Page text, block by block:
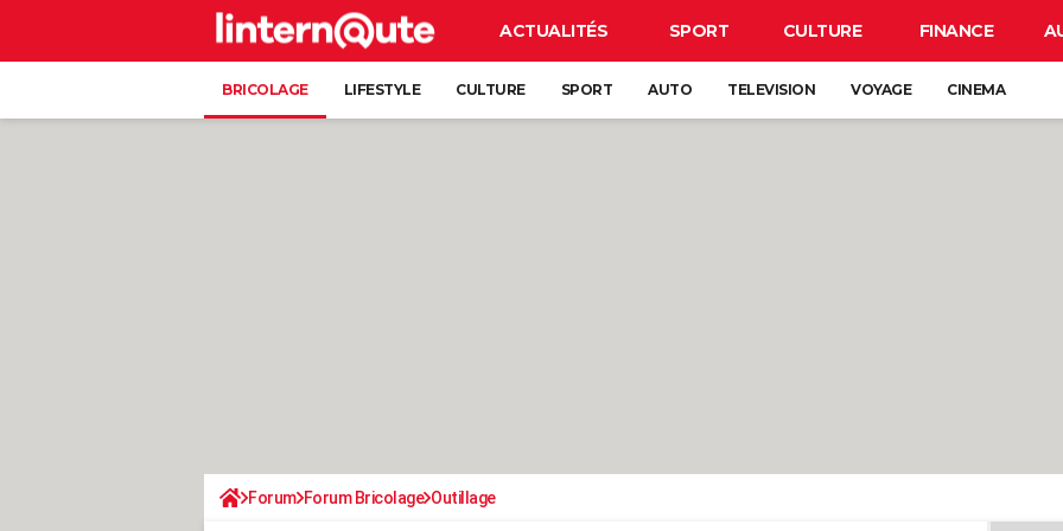
ACTUALITÉS SPORT CULTURE FINANCE
BRICOLAGE LIFESTYLE CULTURE SPORT AUTO TELEVISION VOYAGE CINEMA
Forum Forum Bricolage Outillage